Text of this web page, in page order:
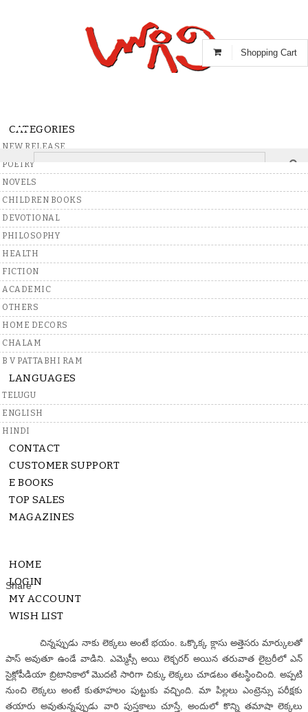
Shopping Cart
CATEGORIES
NEW RELEASE
POETRY
NOVELS
CHILDREN BOOKS
DEVOTIONAL
PHILOSOPHY
HEALTH
FICTION
ACADEMIC
OTHERS
HOME DECORS
CHALAM
B V PATTABHI RAM
LANGUAGES
TELUGU
ENGLISH
HINDI
CONTACT
CUSTOMER SUPPORT
E BOOKS
TOP SALES
MAGAZINES
HOME
LOGIN
MY ACCOUNT
WISH LIST
Home>Books>Telugu>Short Stories
Write A Review
Tamasha Lekkalu
(Author)
Write A Review
175
-
Stock
4 - 9 Days
Description
చిన్నప్పుడు నాకు లెక్కలు అంటే భయం. ఒక్కొక్క క్లాసు అత్తెసరు మార్కులతో
పాస్ అవుతూ ఉండే వాడిని. ఎమ్మెస్సీ అయి లెక్చరర్ అయిన తరువాత లైబ్రరీలో ఎన్
సైక్లోపీడియా బ్రిటానికాలో మొదటి సారిగా చిక్కు లెక్కలు చూడటం తటస్థించింది. అప్పటి
నుంచి లెక్కలు అంటే కుతూహలం పుట్టుకు వచ్చింది. మా పిల్లలు ఎంట్రెన్సు పరీక్షకు
తయారు అవుతున్నప్పుడు వారి పుస్తకాలు చూస్తే, అందులో కొన్ని తమాషా లెక్కలు